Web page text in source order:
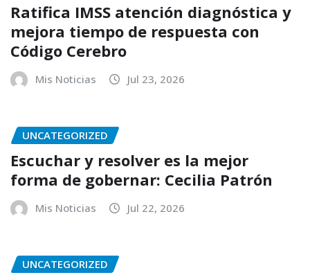
Ratifica IMSS atención diagnóstica y
mejora tiempo de respuesta con
Código Cerebro
Mis Noticias Jul 23, 2026
UNCATEGORIZED
Escuchar y resolver es la mejor
forma de gobernar: Cecilia Patrón
Mis Noticias Jul 22, 2026
UNCATEGORIZED